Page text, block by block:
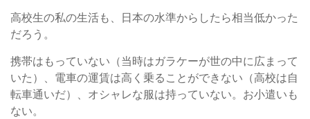
高校生の私の生活も、日本の水準からしたら相当低かった
だろう。
携帯はもっていない（当時はガラケーが世の中に広まって
いた）、電車の運賃は高く乗ることができない（高校は自
転車通いだ）、オシャレな服は持っていない。お小遣いも
ない。